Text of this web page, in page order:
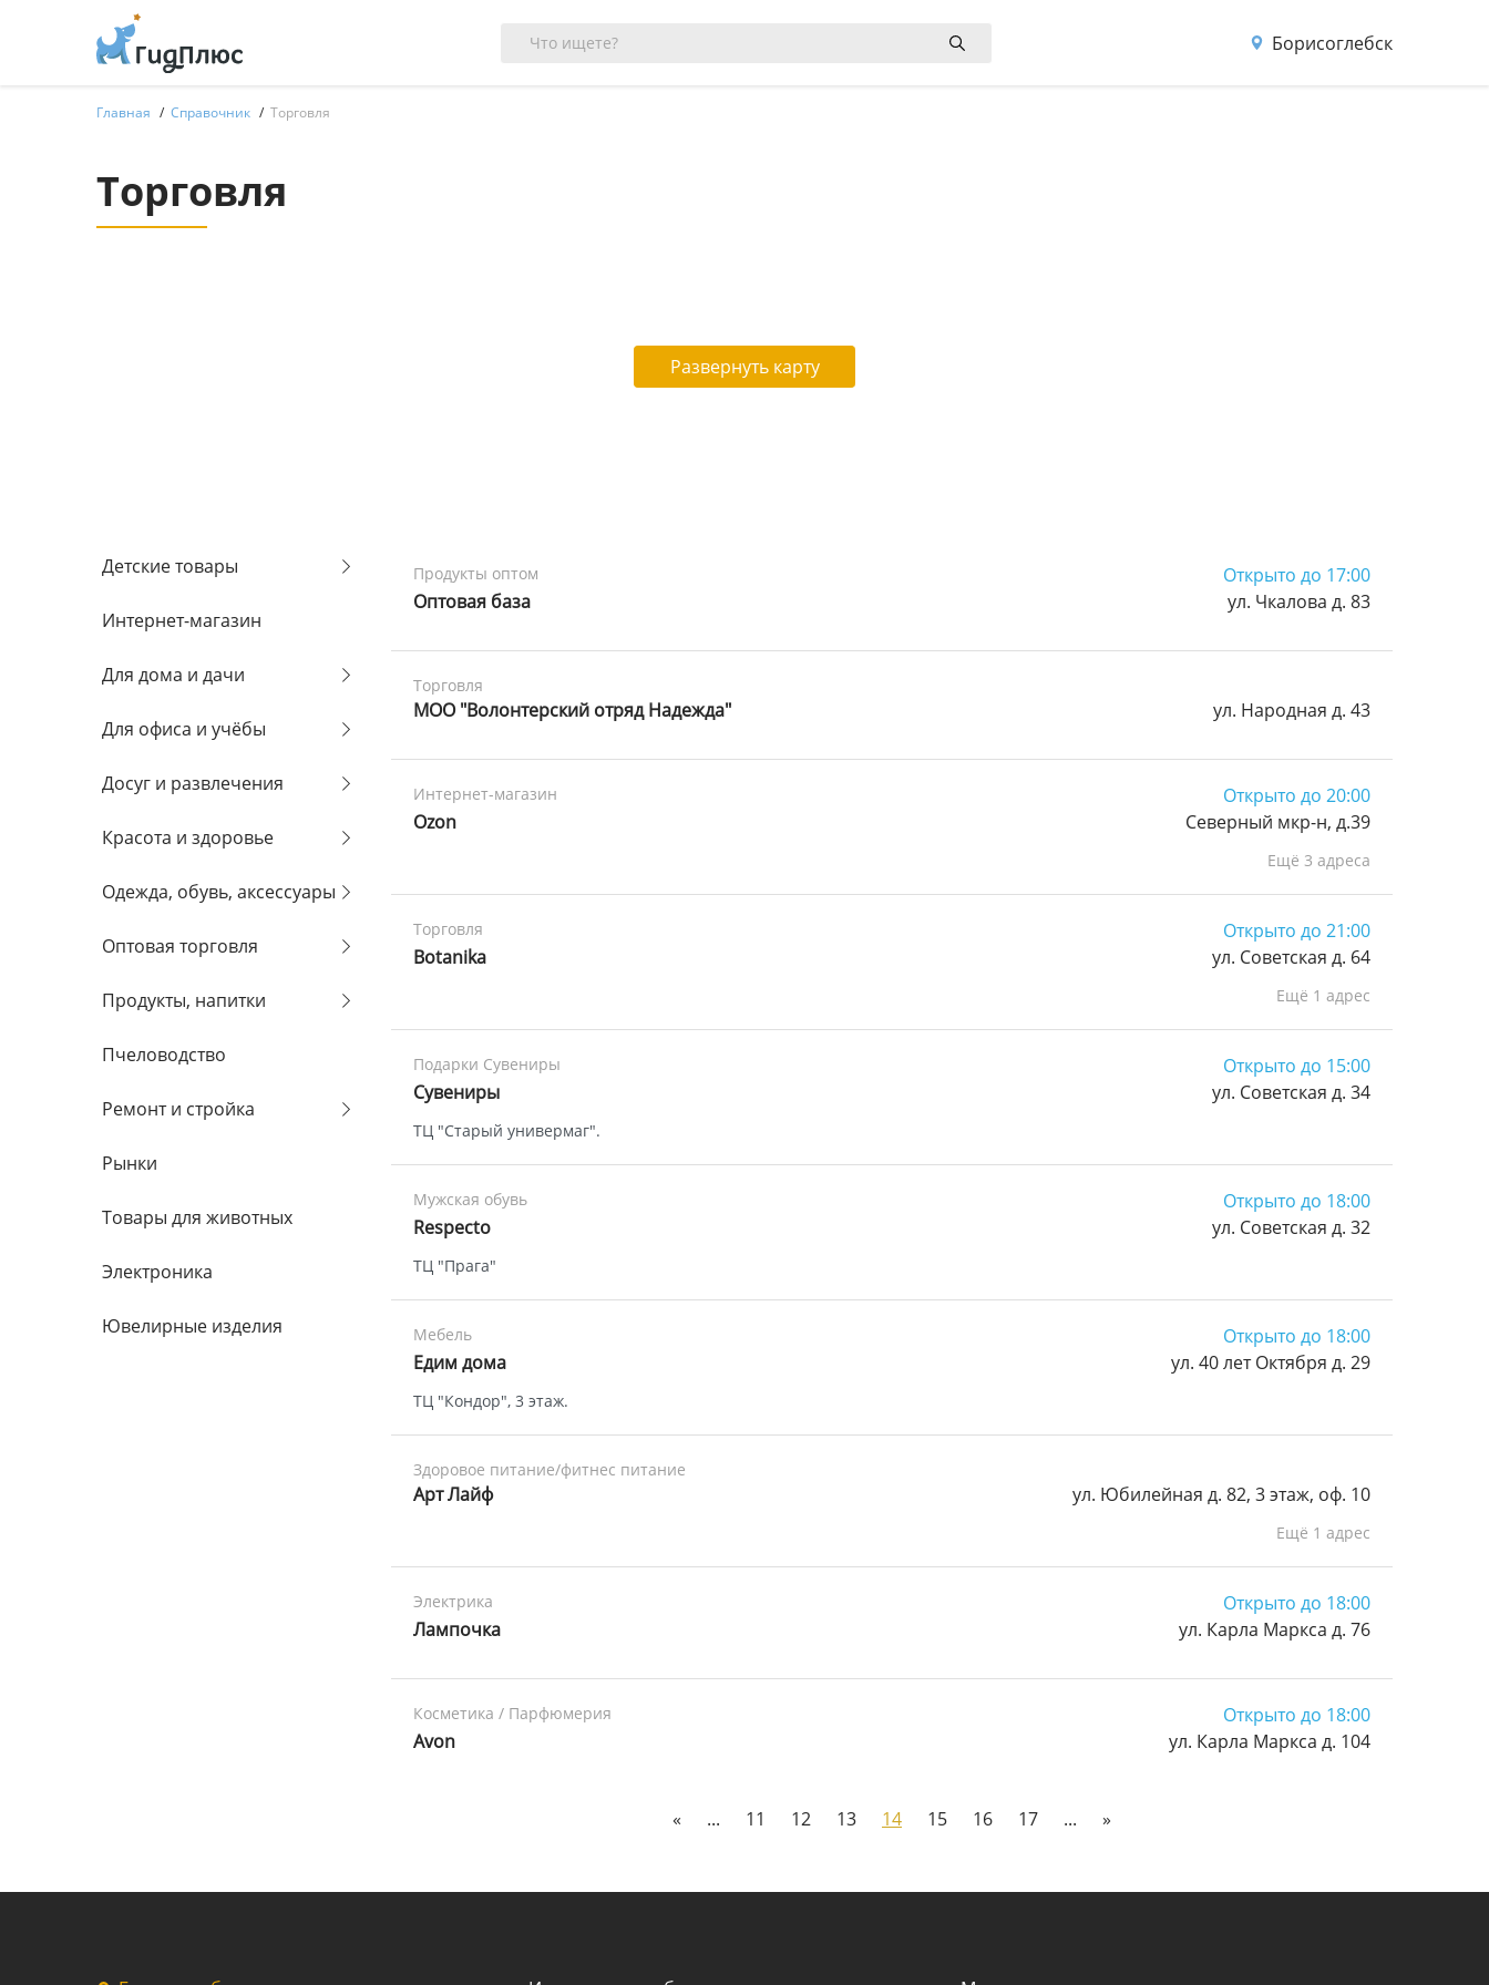
Борисоглебск
Главная Справочник Торговля
Торговля
Развернуть карту
Детские товары
Интернет-магазин
Для дома и дачи
Для офиса и учёбы
Досуг и развлечения
Красота и здоровье
Одежда, обувь, аксессуары
Оптовая торговля
Продукты, напитки
Пчеловодство
Ремонт и стройка
Рынки
Товары для животных
Электроника
Ювелирные изделия
Продукты оптом
Открыто до 17:00
Оптовая база
ул. Чкалова д. 83
Торговля
МОО "Волонтерский отряд Надежда" ул. Народная д. 43
Интернет-магазин
Открыто до 20:00
Ozon
Северный мкр-н, д.39
Ещё 3 адреса
Торговля
Открыто до 21:00
Botanika
ул. Советская д. 64
Ещё 1 адрес
Подарки Сувениры
Открыто до 15:00
Сувениры
ул. Советская д. 34
ТЦ "Старый универмаг".
Мужская обувь
Открыто до 18:00
Respecto
ул. Советская д. 32
ТЦ "Прага"
Мебель
Открыто до 18:00
Едим дома
ул. 40 лет Октября д. 29
ТЦ "Кондор", 3 этаж.
Здоровое питание/фитнес питание
Арт Лайф ул. Юбилейная д. 82, 3 этаж, оф. 10
Ещё 1 адрес
Электрика
Открыто до 18:00
Лампочка
ул. Карла Маркса д. 76
Косметика / Парфюмерия
Открыто до 18:00
Avon
ул. Карла Маркса д. 104
« ... 11 12 13 14 15 16 17 ... »